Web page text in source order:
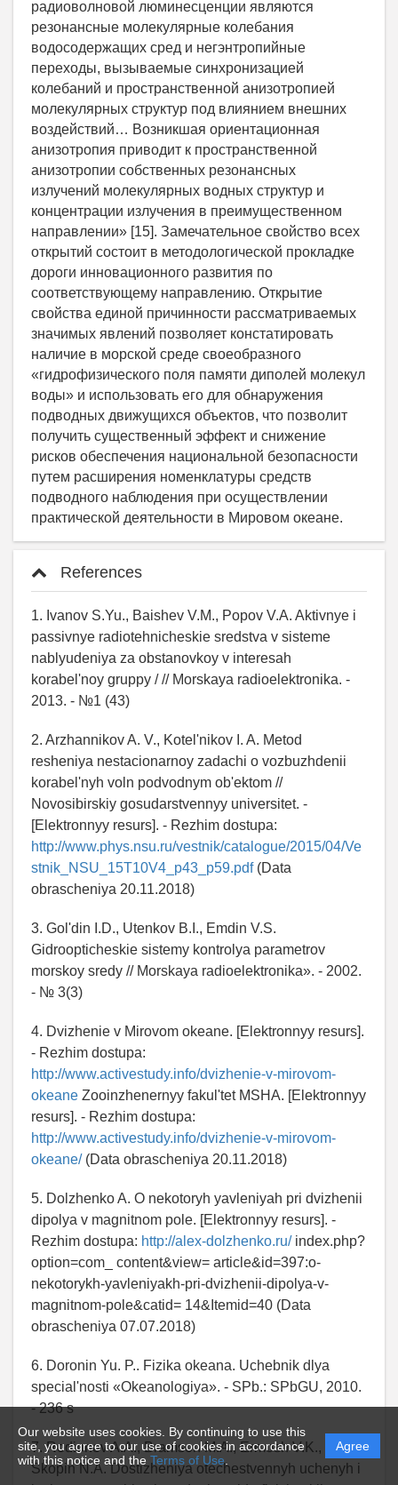
Our website uses cookies. By continuing to use this
site, you agree to our use of cookies in accordance
with this notice and the Terms of Use
Agree
References
1. Ivanov S.Yu., Baishev V.M., Popov V.A. Aktivnye i
passivnye radiotehnicheskie sredstva v sisteme
nablyudeniya za obstanovkoy v interesah
korabel'noy gruppy / // Morskaya radioelektronika. -
2013. - №1 (43)
2. Arzhannikov A. V., Kotel'nikov I. A. Metod
resheniya nestacionarnoy zadachi o vozbuzhdenii
korabel'nyh voln podvodnym ob'ektom //
Novosibirskiy gosudarstvennyy universitet. -
[Elektronnyy resurs]. - Rezhim dostupa:
http://www.phys.nsu.ru/vestnik/catalogue/2015/04/Ve
stnik_NSU_15T10V4_p43_p59.pdf(Data
obrascheniya 20.11.2018)
3. Gol'din I.D., Utenkov B.I., Emdin V.S.
Gidroopticheskie sistemy kontrolya parametrov
morskoy sredy // Morskaya radioelektronika». - 2002.
- № 3(3)
4. Dvizhenie v Mirovom okeane. [Elektronnyy resurs].
- Rezhim dostupa:
http://www.activestudy.info/dvizhenie-v-mirovom-
okeane Zooinzhenernyy fakul'tet MSHA. [Elektronnyy
resurs]. - Rezhim dostupa:
http://www.activestudy.info/dvizhenie-v-mirovom-
okeane/(Data obrascheniya 20.11.2018)
5. Dolzhenko A. O nekotoryh yavleniyah pri dvizhenii
dipolya v magnitnom pole. [Elektronnyy resurs]. -
Rezhim dostupa: http://alex-dolzhenko.ru/index.php?
option=com_ content&view= article&id=397:o-
nekotorykh-yavleniyakh-pri-dvizhenii-dipolya-v-
magnitnom-pole&catid= 14&Itemid=40 (Data
obrascheniya 07.07.2018)
6. Doronin Yu. P.. Fizika okeana. Uchebnik dlya
special'nosti «Okeanologiya». - SPb.: SPbGU, 2010.
- 236 s
7. Rodionov A.A., Bramson M.A., Ermosh V.K.,
Skopin N.A. Dostizheniya otechestvennyh uchenyh i